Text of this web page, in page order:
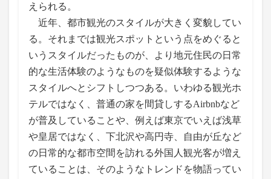
えられる。
近年、都市観光のスタイルが大きく変貌してい
る。それまでは観光スポットという点をめぐると
いうスタイルだったものが、より地元住民の日常
的な生活体験のようなものを疑似体験するような
スタイルへとシフトしつつある。いわゆる観光ホ
テルではなく、普通の家を間貸しするAirbnbなど
が普及していることや、例えば東京でいえば浅草
や皇居ではなく、下北沢や高円寺、自由が丘など
の日常的な都市空間を訪れる外国人観光客が増え
ていることは、そのようなトレンドを物語ってい